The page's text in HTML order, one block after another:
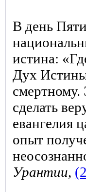
В день
истина:
Дух
смертному.
сделать
евангелия
опыт
Урантии,